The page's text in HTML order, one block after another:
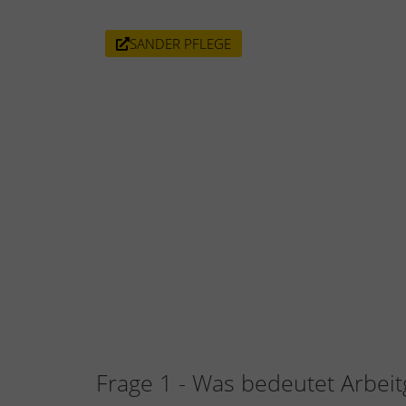
SANDER PFLEGE
Frage 1 - Was bedeutet